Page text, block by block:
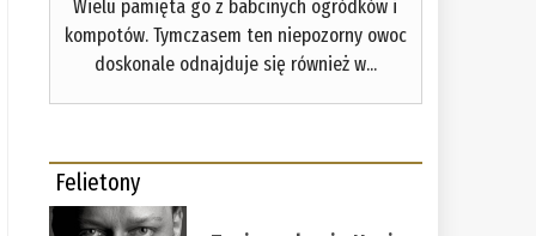
Wielu pamięta go z babcinych ogródków i
kompotów. Tymczasem ten niepozorny owoc
doskonale odnajduje się również w...
Felietony